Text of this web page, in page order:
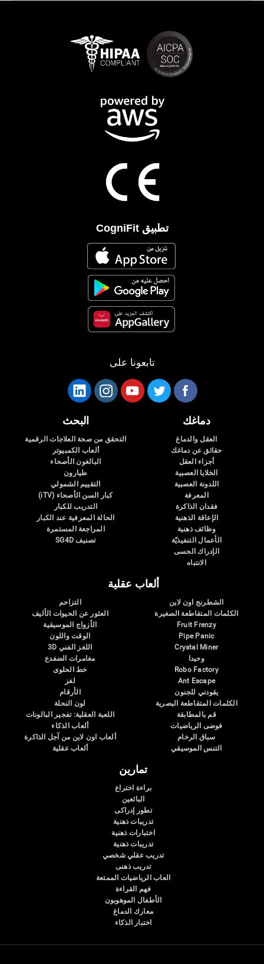
تطبيق CogniFit
تابعونا على
دماغك
العقل والدماغ
حقائق عن دماغك
أجزاء العقل
الخلايا العصبية
اللدونة العصبية
المعرفة
فقدان الذاكرة
الإعاقة الذهنية
وظائف ذهنية
الأعمال التنفيذيّة
الإدراك الحسى
الانتباه
البحث
التحقق من صحة العلاجات الرقمية
ألعاب الكمبيوتر
البالغون الأصحاء
طيارون
التقييم الشمولي
كبار السن الأصحاء (iTV)
التدريب للكبار
الحالة المعرفية عند الكبار
المراجعة المستمرة
تصنيف SG4D
ألعاب عقلية
الشطرنج اون لاين
الكلمات المتقاطعة الصغيرة
Fruit Frenzy
Pipe Panic
Crystal Miner
وحيدا
Robo Factory
Ant Escape
يقودني للجنون
الكلمات المتقاطعة البصرية
قم بالمطابقة
فوضى الرياضيات
سباق الرخام
التنس الموسيقي
التزاحم
العثور عن الحيوات الأليف
الأزواج الموسيقية
الوقت واللون
اللغز الفني 3D
مغامرات الضفدع
خط الحلوى
لغز
الأرقام
لون النحلة
اللعبة العقلية: تفجير البالونات
ألعاب الذكاء
ألعاب اون لاين من آجل الذاكرة
ألعاب عقلية
تمارين
براءة اختراع
البائعين
تطور إدراكى
تدريبات ذهنية
اختبارات ذهنية
تدريبات ذهنية
تدريب عقلي شخصي
تدريب ذهنى
العاب الرياضيات الممتعة
فهم القراءة
الأطفال الموهوبون
معارك الدماغ
اختبار الذكاء